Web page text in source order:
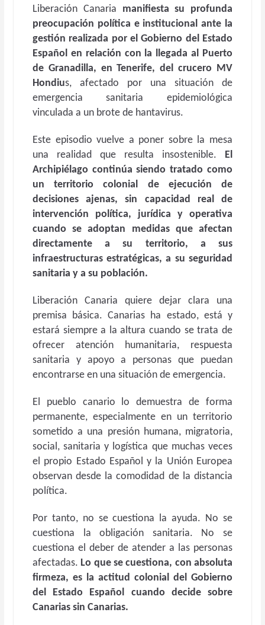
Liberación Canaria manifiesta su profunda
preocupación política e institucional ante la
gestión realizada por el Gobierno del Estado
Español en relación con la llegada al Puerto
de Granadilla, en Tenerife, del crucero MV
Hondius, afectado por una situación de
emergencia sanitaria epidemiológica
vinculada a un brote de hantavirus.
Este episodio vuelve a poner sobre la mesa
una realidad que resulta insostenible. El
Archipiélago continúa siendo tratado como
un territorio colonial de ejecución de
decisiones ajenas, sin capacidad real de
intervención política, jurídica y operativa
cuando se adoptan medidas que afectan
directamente a su territorio, a sus
infraestructuras estratégicas, a su seguridad
sanitaria y a su población.
Liberación Canaria quiere dejar clara una
premisa básica. Canarias ha estado, está y
estará siempre a la altura cuando se trata de
ofrecer atención humanitaria, respuesta
sanitaria y apoyo a personas que puedan
encontrarse en una situación de emergencia.
El pueblo canario lo demuestra de forma
permanente, especialmente en un territorio
sometido a una presión humana, migratoria,
social, sanitaria y logística que muchas veces
el propio Estado Español y la Unión Europea
observan desde la comodidad de la distancia
política.
Por tanto, no se cuestiona la ayuda. No se
cuestiona la obligación sanitaria. No se
cuestiona el deber de atender a las personas
afectadas. Lo que se cuestiona, con absoluta
firmeza, es la actitud colonial del Gobierno
del Estado Español cuando decide sobre
Canarias sin Canarias.